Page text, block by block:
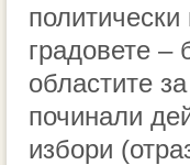
градовете –
областите
починали
избори